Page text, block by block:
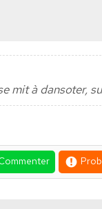
mit à dansoter,